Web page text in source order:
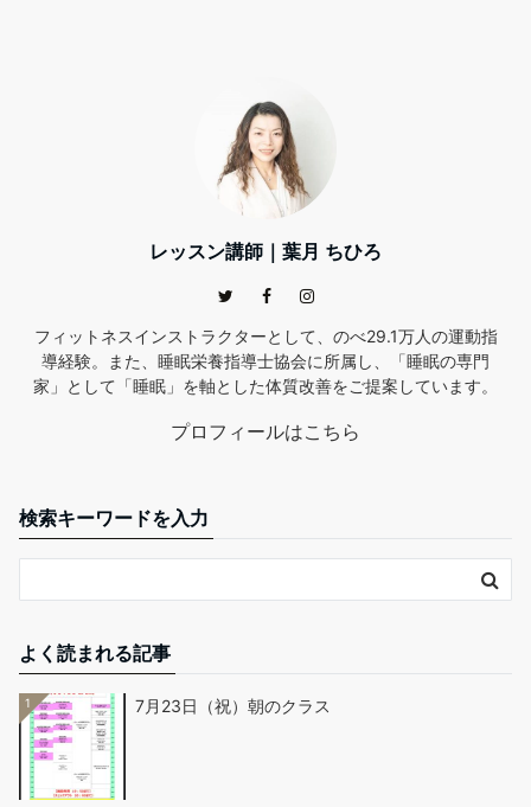
レッスン講師｜葉月 ちひろ
フィットネスインストラクターとして、のべ29.1万人の運動指
導経験。また、睡眠栄養指導士協会に所属し、「睡眠の専門
家」として「睡眠」を軸とした体質改善をご提案しています。
プロフィールはこちら
検索キーワードを入力
よく読まれる記事
1 7月23日（祝）朝のクラス